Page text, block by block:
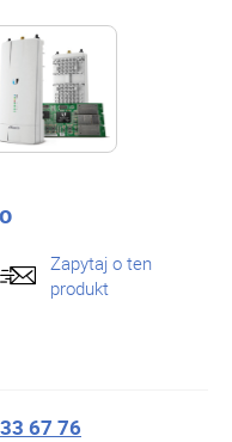
Zapytaj o ten
produkt
67 76